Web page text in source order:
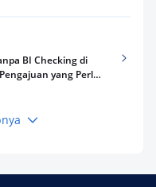
BI Checking di
yang Perlu